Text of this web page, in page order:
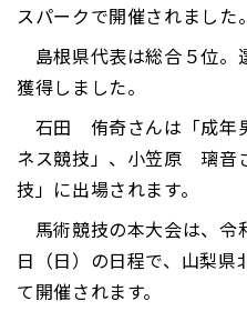
スパークで開催されました。
島根県代表は総合５位。
獲得しました。
石田 侑奇さんは「成年
ネス競技」、小笠原 璃音
技」に出場されます。
馬術競技の本大会は、令
日（日）の日程で、山梨
て開催されます。